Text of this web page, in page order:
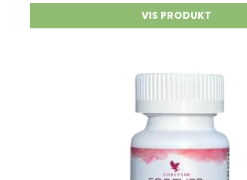
VIS PRODUKT